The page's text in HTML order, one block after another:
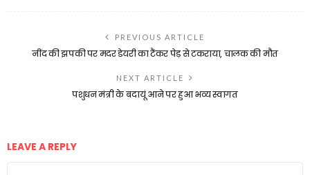
PREVIOUS ARTICLE
नींद की झपकी पर मदर डेयरी का टैंकर पेड़ से टकराया, चालक की मौत
NEXT ARTICLE
पशुधन मंत्री के बदायूं आने पर हुआ भव्य स्वागत
LEAVE A REPLY